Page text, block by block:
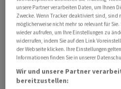
"Firmen siedeln Entwicklung
in Asien an, für Europa in
Amerika. Die Globalisierung
Trotz Risiken bleibe China sehr
"Es ist unser drittwichtigster
wird es nach den USA wohl
unsere Partner verarbeiten Daten, um Ihnen
Zwecke. Wenn Tracker deaktiviert sind, sind
möglicherweise nicht mehr so relevant für
wieder aufrufen, um Ihre Einstellungen zu
widerrufen, indem Sie auf den Link
der Webseite klicken. Ihre Einstellungen
Informationen finden Sie in unserer
Wir und unsere Partner
bereitzustellen: